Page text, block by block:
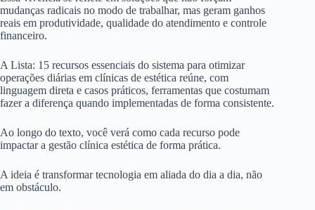
mudanças radicais no modo de trabalhar, mas geram ganhos
reais em produtividade, qualidade do atendimento e controle
financeiro.
A Lista: 15 recursos essenciais do sistema para otimizar
operações diárias em clínicas de estética reúne, com
linguagem direta e casos práticos, ferramentas que costumam
fazer a diferença quando implementadas de forma consistente.
Ao longo do texto, você verá como cada recurso pode
impactar a gestão clínica estética de forma prática.
A ideia é transformar tecnologia em aliada do dia a dia, não
em obstáculo.